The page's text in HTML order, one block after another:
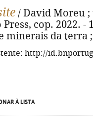
/ David Moreu ;
cop. 2022. -
minerais da terra ;
http://
À LISTA